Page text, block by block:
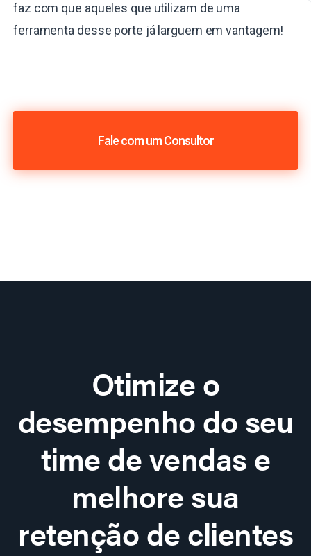
faz com que aqueles que utilizam de uma
ferramenta desse porte já larguem em vantagem!
Fale com um Consultor
Otimize o
desempenho do seu
time de vendas e
melhore sua
retenção de clientes